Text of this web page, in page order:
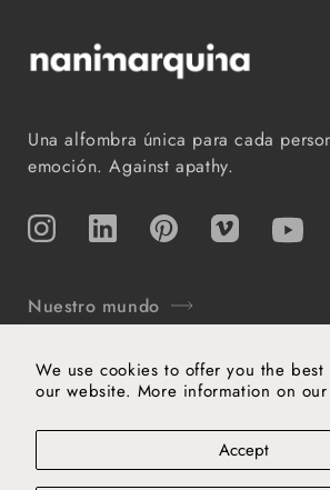
We use cookies to offer you the best
our website. More information on our
Accept
Una alfombra única para cada
emoción. Against apathy.
InstagramTikTok Pinterest Vimeo YouTube
Nuestro mundo
Aviso legal Cookies Política de
Términos y condiciones